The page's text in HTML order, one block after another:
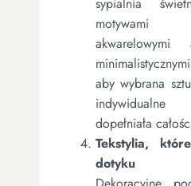
motywami
akwarelowymi
aby wybrana
dopełniała
Tekstylia,
dotyku